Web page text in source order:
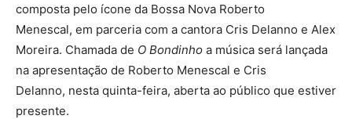
composta pelo ícone da Bossa Nova Roberto
Menescal, em parceria com a cantora Cris Delanno e Alex
Moreira. Chamada de O Bondinho a música será lançada
na apresentação de Roberto Menescal e Cris
Delanno, nesta quinta-feira, aberta ao público que estiver
presente.